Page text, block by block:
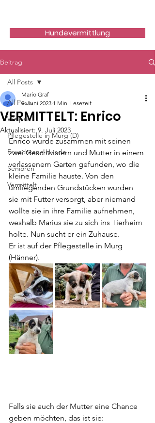
Hundevermittlung
Beitrag
All Posts
Welpen
Pflegestelle in Murg (D)
Erwachsene Hunde
Senioren
Vermittelt
All Posts
VERMITTELT: Enrico
Mario Graf
9. Juni 2023 1 Min. Lesezeit
Aktualisiert: 9. Juli 2023
Enrico wurde zusammen mit seinen
zwei Geschwistern und Mutter in einem
verlassenem Garten gefunden, wo die
kleine Familie hauste. Von den
umliegenden Grundstücken wurden
sie mit Futter versorgt, aber niemand
wollte sie in ihre Familie aufnehmen,
weshalb Marius sie zu sich ins Tierheim
holte. Nun sucht er ein Zuhause.
Er ist auf der Pflegestelle in Murg
(Hänner).
Falls sie auch der Mutter eine Chance
geben möchten, das ist sie: